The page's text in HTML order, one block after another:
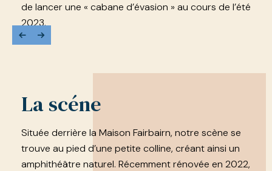
de lancer une « cabane d’évasion » au cours de l’été
2023.
La scéne
Située derrière la Maison Fairbairn, notre scène se
trouve au pied d’une petite colline, créant ainsi un
amphithéâtre naturel. Récemment rénovée en 2022,